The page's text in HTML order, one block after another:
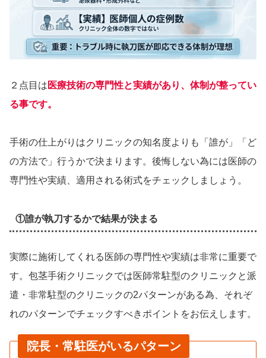
２点目は医療技術の専門性と実績があり、体制が整ってい
る事です。
手術の仕上がりはクリニックの知名度よりも「誰が」「ど
の方法で」行うかで決まります。後悔しない為には医師の
専門性や実績、適用される術式をチェックしましょう。
①誰が執刀するかで結果が決まる
実際に施術してくれる医師の専門性や実績は非常に重要で
す。包茎手術クリニックでは医師常駐型のクリニックと派
遣・非常駐型のクリニックの2パターンがある為、それぞ
れのパターンでチェックすべきポイントをお伝えします。
院長・常駐医がいるパターン